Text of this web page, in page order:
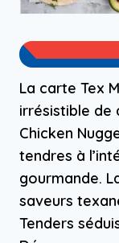
La carte Tex
irrésistible de
Chicken
tendres à
gourmande.
saveurs
Tenders